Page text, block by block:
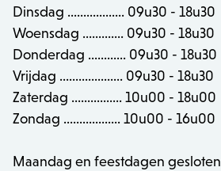
Dinsdag .................. 09u30 - 18u30
Woensdag ............. 09u30 - 18u30
Donderdag ............ 09u30 - 18u30
Vrijdag .................... 09u30 - 18u30
Zaterdag ................ 10u00 - 18u00
Zondag .................. 10u00 - 16u00
Maandag en feestdagen gesloten
product_data_storage
private_content_version